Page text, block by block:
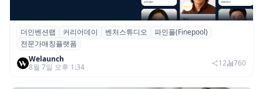
더인벤션랩·커리어데이, 스타트업 전문가 매
칭 플랫폼 ‘파인풀’ 출시
더인벤션랩 커리어데이 벤처스튜디오
파인풀(Finepool)
전문가매칭플랫폼
Welaunch
8월 7일 오후 1:34
12 760